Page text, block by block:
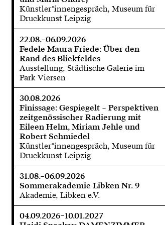
Künstler*innengespräch, Museum für
Druckkunst Leipzig
22.08.–06.09.2026
Fedele Maura Friede: Über den
Rand des Blickfeldes
Ausstellung, Städtische Galerie im
Park Viersen
30.08.2026
Finissage: Gespiegelt – Perspektiven
zeitgenössischer Radierung mit
Eileen Helm, Miriam Jehle und
Robert Schmiedel
Künstler*innengespräch, Museum für
Druckkunst Leipzig
31.08.–06.09.2026
Sommerakademie Libken Nr. 9
Akademie, Libken e.V.
04.09.2026–10.01.2027